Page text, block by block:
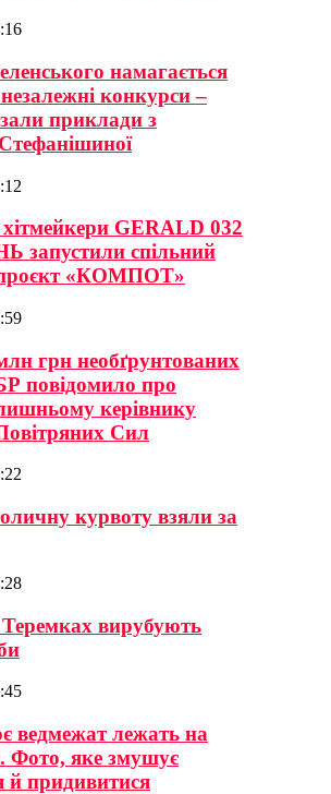
намагається
конкурси –
приклади з
хітмейкери GERALD 032
спільний
«КОМПОТ»
грн необґрунтованих
повідомило про
керівнику
Сил
курвоту взяли за
вирубують
ведмежат лежать на
Фото, яке змушує
й придивитися